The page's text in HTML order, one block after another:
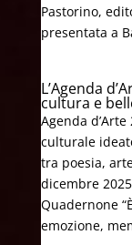
Pastorino,
presentata a
L’Agenda
cultura e
Agenda
culturale
tra poesia,
dicembre
Quadernone
emozione,